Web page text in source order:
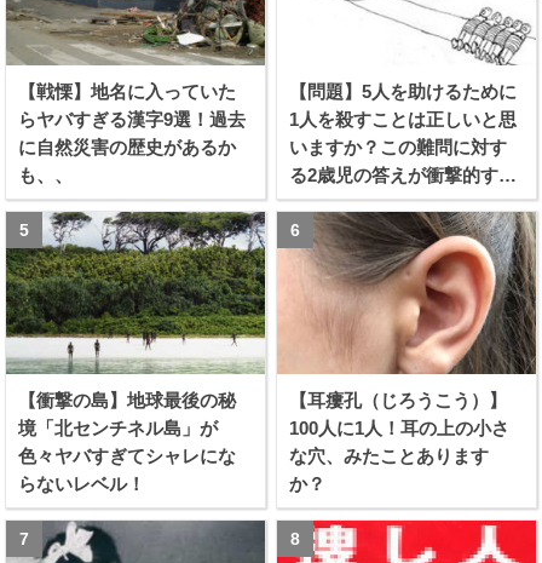
【戦慄】地名に入っていた
らヤバすぎる漢字9選！過去
に自然災害の歴史があるか
も、、
【問題】5人を助けるために
1人を殺すことは正しいと思
いますか？この難問に対す
る2歳児の答えが衝撃的すぎ
る！！
【衝撃の島】地球最後の秘
境「北センチネル島」が
色々ヤバすぎてシャレにな
らないレベル！
【耳瘻孔（じろうこう）】
100人に1人！耳の上の小さ
な穴、みたことあります
か？